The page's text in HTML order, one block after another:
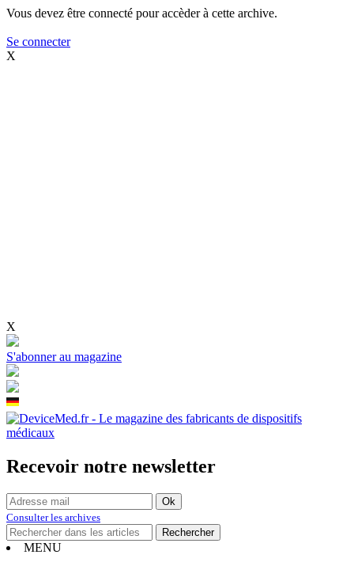
Vous devez être connecté pour accèder à cette archive.
Se connecter
X
X
S'abonner au magazine
Recevoir notre newsletter
Consulter les archives
MENU